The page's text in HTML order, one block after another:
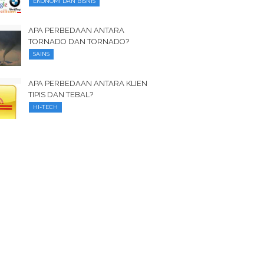
APA PERBEDAAN ANTARA
TORNADO DAN TORNADO?
SAINS
APA PERBEDAAN ANTARA KLIEN
TIPIS DAN TEBAL?
HI-TECH